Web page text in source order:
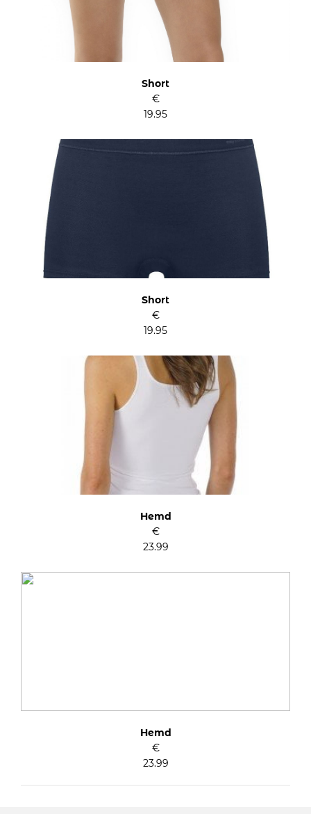
Short
€
19.95
Short
€
19.95
Hemd
€
23.99
Hemd
€
23.99